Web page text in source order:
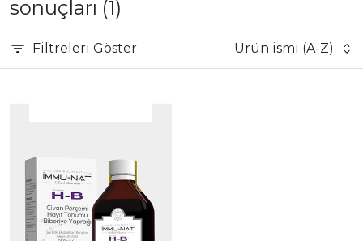
sonuçları (1)
Filtreleri Göster Ürün ismi (A-Z)